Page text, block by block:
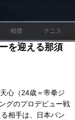
相撲 テニス
を迎える那須
心（24歳＝帝拳ジ
グのプロデビュー戦
相手は、日本バン